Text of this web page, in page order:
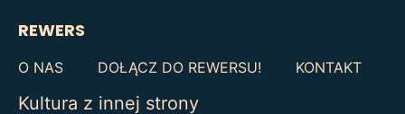
REWERS
O NAS DOŁĄCZ DO REWERSU! KONTAKT
Kultura z innej strony